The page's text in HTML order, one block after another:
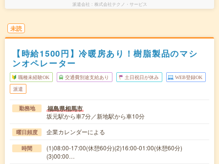
派遣会社 株式会社テクノ・サービス
未読
【時給1500円】冷暖房あり！樹脂製品のマシ
ンオペレーター
職種未経験OK 交通費別途支給あり 土日祝日が休み WEB登録OK
派遣
勤務地 福島県相馬市
坂元駅から車7分／新地駅から車10分
曜日頻度 企業カレンダーによる
時間
(1)08:00-17:00(休憩60分)(2)16:00-01:00(休憩60分)
(3)00:00…